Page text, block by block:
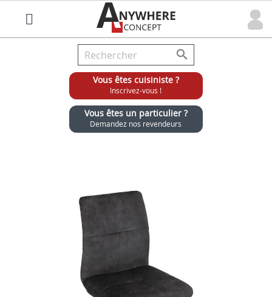

Vous êtes cuisiniste ?
Inscrivez-vous !
Vous êtes un particulier ?
Demandez nos revendeurs